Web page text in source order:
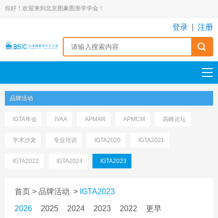
你好！欢迎来到北京图象图形学学会！
登录 注册
品牌活动
IGTA年会 IVAA APMAR APMCM 高峰论坛
学术沙龙 专业培训 IGTA2020 IGTA2021
IGTA2022 IGTA2024 IGTA2023
首页 > 品牌活动 > IGTA2023
2026 2025 2024 2023 2022 更早